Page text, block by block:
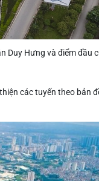
Duy Hưng và điểm đầu
các tuyến theo bản